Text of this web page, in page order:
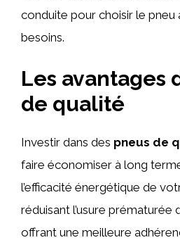
conduite pour choisir le pneu
besoins.
Les avantages
de qualité
Investir dans des pneus de
faire économiser à long
l’efficacité énergétique de
réduisant l’usure prématurée
offrant une meilleure